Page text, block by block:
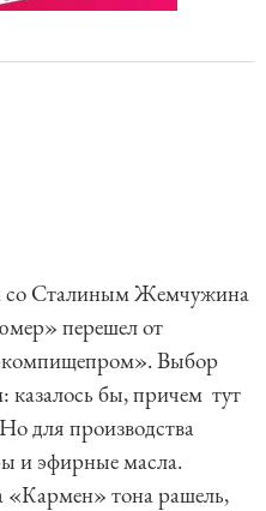
со Сталиным Жемчужина
перешел от
Выбор
казалось бы, причем тут
для производства
и эфирные масла.
«Кармен» тона рашель,